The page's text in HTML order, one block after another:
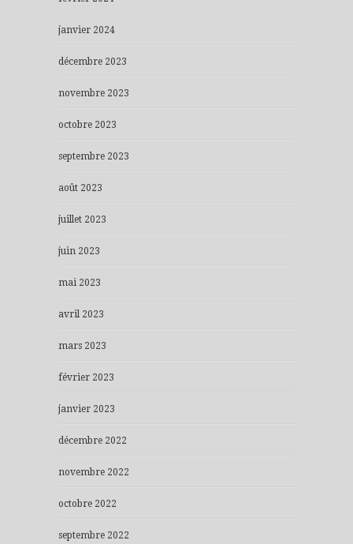
janvier 2024
décembre 2023
novembre 2023
octobre 2023
septembre 2023
août 2023
juillet 2023
juin 2023
mai 2023
avril 2023
mars 2023
février 2023
janvier 2023
décembre 2022
novembre 2022
octobre 2022
septembre 2022